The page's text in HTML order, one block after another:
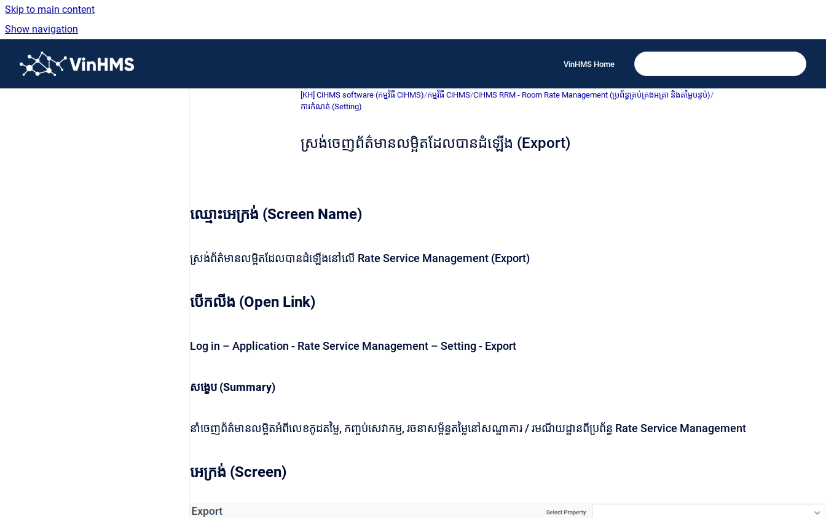
Skip to main content
Show navigation
VinHMS Home
[KH] CiHMS software (កម្មវិធី CiHMS)/កម្មវិធី CiHMS/CiHMS RRM - Room Rate Management (ប្រព័ន្ធគ្រប់គ្រងអត្រា និងតម្លៃបន្ទប់)/
ការកំណត់ (Setting)
ស្រង់ចេញព័ត៌មានលម្អិតដែលបានដំឡើង (Export)
ឈ្មោះអេក្រង់ (Screen Name)
ស្រង់ព័ត៌មានលម្អិតដែលបានដំឡើងនៅលើ Rate Service Management (Export)
បើកលីង (Open Link)
Log in – Application - Rate Service Management – Setting - Export
សង្ខេប (Summary)
នាំចេញព័ត៌មានលម្អិតអំពីលេខកូដតម្លៃ, កញ្ចប់សេវាកម្ម, រចនាសម្ព័ន្ធតម្លៃនៅសណ្ឋាគារ / រមណីយដ្ឋានពីប្រព័ន្ធ Rate Service Management
អេក្រង់ (Screen)